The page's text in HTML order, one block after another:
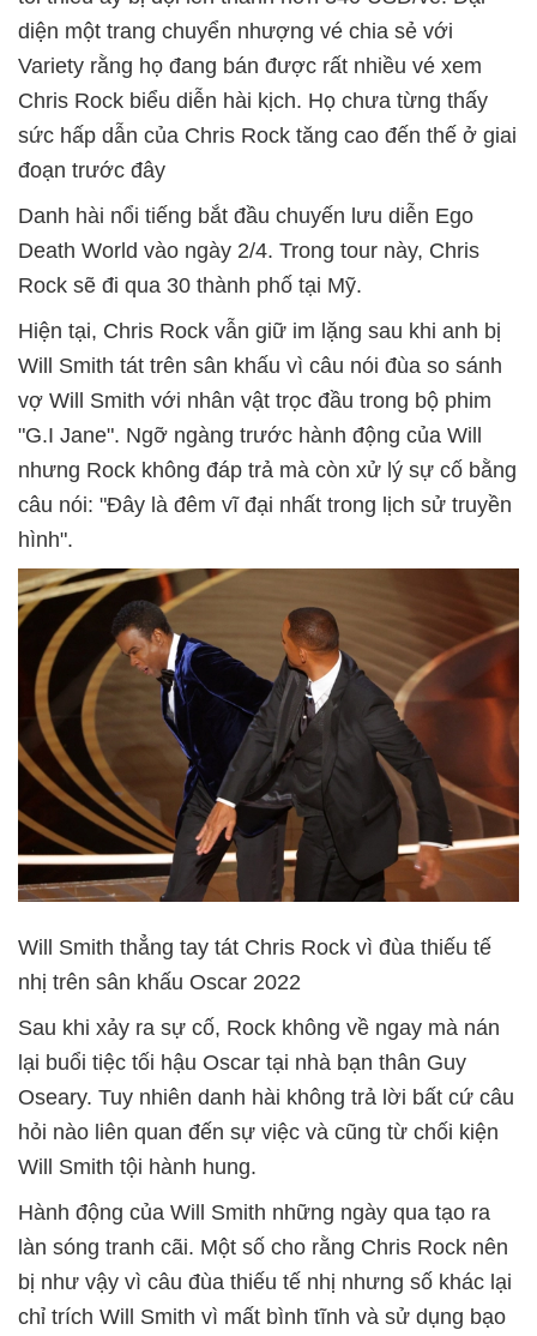
diện một trang chuyển nhượng vé chia sẻ với
Variety rằng họ đang bán được rất nhiều vé xem
Chris Rock biểu diễn hài kịch. Họ chưa từng thấy
sức hấp dẫn của Chris Rock tăng cao đến thế ở giai
đoạn trước đây
Danh hài nổi tiếng bắt đầu chuyến lưu diễn Ego
Death World vào ngày 2/4. Trong tour này, Chris
Rock sẽ đi qua 30 thành phố tại Mỹ.
Hiện tại, Chris Rock vẫn giữ im lặng sau khi anh bị
Will Smith tát trên sân khấu vì câu nói đùa so sánh
vợ Will Smith với nhân vật trọc đầu trong bộ phim
"G.I Jane". Ngỡ ngàng trước hành động của Will
nhưng Rock không đáp trả mà còn xử lý sự cố bằng
câu nói: "Đây là đêm vĩ đại nhất trong lịch sử truyền
hình".
Will Smith thẳng tay tát Chris Rock vì đùa thiếu tế
nhị trên sân khấu Oscar 2022
Sau khi xảy ra sự cố, Rock không về ngay mà nán
lại buổi tiệc tối hậu Oscar tại nhà bạn thân Guy
Oseary. Tuy nhiên danh hài không trả lời bất cứ câu
hỏi nào liên quan đến sự việc và cũng từ chối kiện
Will Smith tội hành hung.
Hành động của Will Smith những ngày qua tạo ra
làn sóng tranh cãi. Một số cho rằng Chris Rock nên
bị như vậy vì câu đùa thiếu tế nhị nhưng số khác lại
chỉ trích Will Smith vì mất bình tĩnh và sử dụng bạo